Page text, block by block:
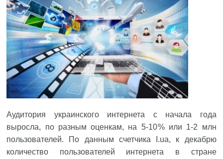
Аудитория украинского интернета с начала года
выросла, по разным оценкам, на 5‑10 % или 1‑2 млн
пользователей. По данным счетчика I.ua, к декабрю
количество пользователей интернета в стране